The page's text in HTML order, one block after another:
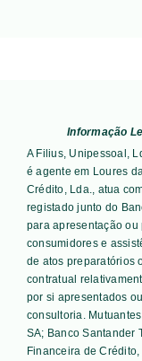
Informação
A Filius, Unipessoal,
é agente em Loures
Crédito, Lda., atua
registado junto do
para apresentação ou
consumidores e
de atos preparatórios
contratual
por si apresentados
consultoria.
SA; Banco Santander
Financeira de